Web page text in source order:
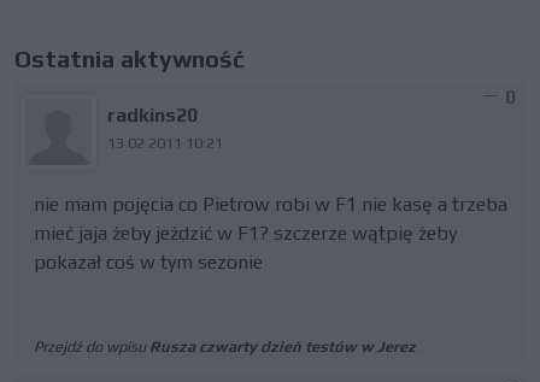
Ostatnia aktywność
radkins20
13.02.2011 10:21
0
nie mam pojęcia co Pietrow robi w F1 nie kasę a trzeba
mieć jaja żeby jeździć w F1? szczerze wątpię żeby
pokazał coś w tym sezonie
Przejdź do wpisu Rusza czwarty dzień testów w Jerez